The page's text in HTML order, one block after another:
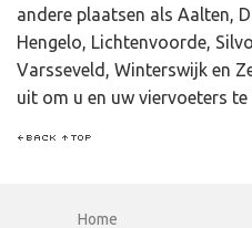
andere plaatsen als Aalten,
Hengelo, Lichtenvoorde,
Varsseveld, Winterswijk en
uit om u en uw viervoeters te
Home